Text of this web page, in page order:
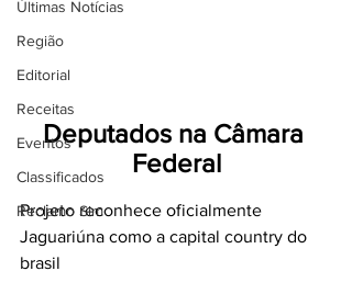
Últimas Notícias
Região
Editorial
Receitas
Eventos
Classificados
Reclamo Sim
Deputados na Câmara
Federal
Projeto reconhece oficialmente
Jaguariúna como a capital country do
brasil